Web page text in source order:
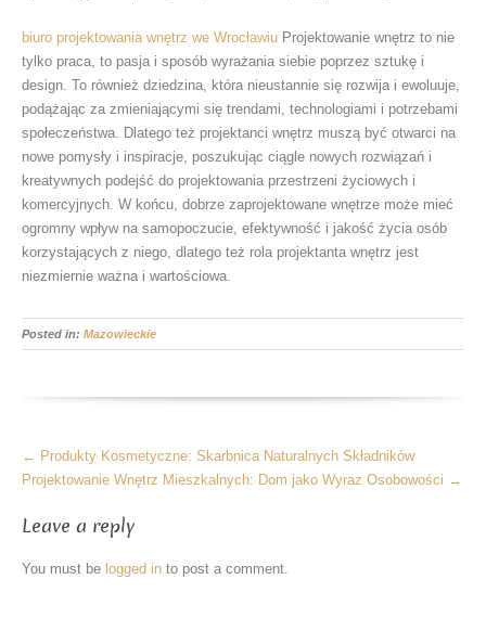
biuro projektowania wnętrz we Wrocławiu Projektowanie wnętrz to nie
tylko praca, to pasja i sposób wyrażania siebie poprzez sztukę i
design. To również dziedzina, która nieustannie się rozwija i ewoluuje,
podążając za zmieniającymi się trendami, technologiami i potrzebami
społeczeństwa. Dlatego też projektanci wnętrz muszą być otwarci na
nowe pomysły i inspiracje, poszukując ciągle nowych rozwiązań i
kreatywnych podejść do projektowania przestrzeni życiowych i
komercyjnych. W końcu, dobrze zaprojektowane wnętrze może mieć
ogromny wpływ na samopoczucie, efektywność i jakość życia osób
korzystających z niego, dlatego też rola projektanta wnętrz jest
niezmiernie ważna i wartościowa.
Posted in: Mazowieckie
More
Articles
← Produkty Kosmetyczne: Skarbnica Naturalnych Składników
Projektowanie Wnętrz Mieszkalnych: Dom jako Wyraz Osobowości →
Leave a reply
You must be logged in to post a comment.